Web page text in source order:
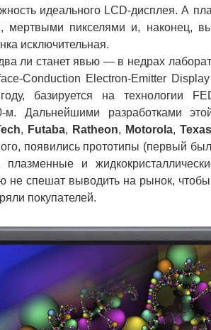
идеального LCD-дисплея. А
мертвыми пикселями и, наконец,
исключительная.
ли станет явью — в недрах
Conduction Electron-Emitter
базируется на технологии
Дальнейшими разработками
, Futaba, Ratheon, Motorola,
появились прототипы (первый
и
не спешат выводить на рынок,
покупателей.